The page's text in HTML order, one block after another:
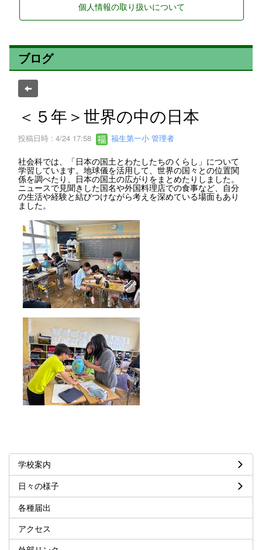
個人情報の取り扱いについて
ブログ
＜５年＞世界の中の日本
投稿日時 : 4/24 17:58 福生第一小 管理者
社会科では、「日本の国土とわたしたちのくらし」について
学習しています。地球儀を活用して、世界の国々との位置関
係を調べたり、日本の国土の広がりをまとめたりしました。
ニュースで見聞きした国名や外国料理店での食事など、自分
の生活や経験と結びつけながら考えを深めている場面もあり
ました。
学校案内
日々の様子
各種届出
アクセス